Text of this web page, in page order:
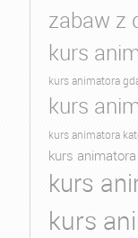
zabaw z
kurs
kurs animatora
kurs
kurs animatora
kurs
kurs
kurs